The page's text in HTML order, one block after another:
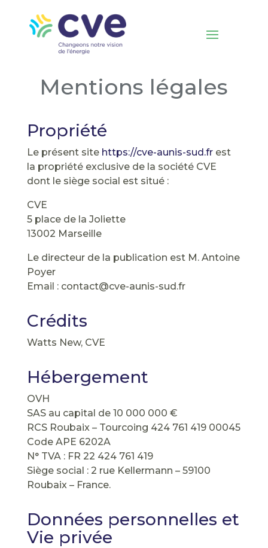
Mentions légales
Propriété
Le présent site https://cve-aunis-sud.frest
la propriété exclusive de la société CVE
dont le siège social est situé :
CVE
5 place de la Joliette
13002 Marseille
Le directeur de la publication est M. Antoine
Poyer
Email : contact@cve-aunis-sud.fr
Crédits
Watts New, CVE
Hébergement
OVH
SAS au capital de 10 000 000 €
RCS Roubaix – Tourcoing 424 761 419 00045
Code APE 6202A
N° TVA : FR 22 424 761 419
Siège social : 2 rue Kellermann – 59100
Roubaix – France.
Données personnelles et
Vie privée